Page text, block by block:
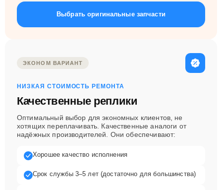
Выбрать оригинальные запчасти
ЭКОНОМ ВАРИАНТ
НИЗКАЯ СТОИМОСТЬ РЕМОНТА
Качественные реплики
Оптимальный выбор для экономных клиентов, не
хотящих переплачивать. Качественные аналоги от
надёжных производителей. Они обеспечивают:
Хорошее качество исполнения
Срок службы 3–5 лет (достаточно для большинства)